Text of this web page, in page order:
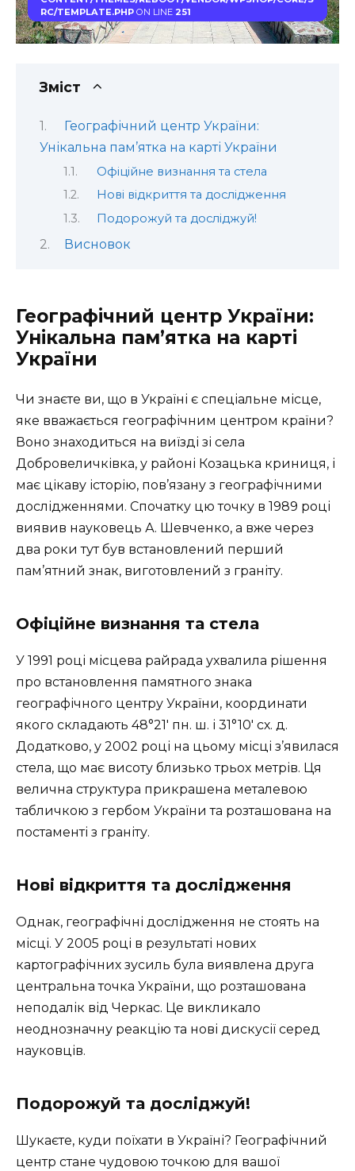
RC/TEMPLATE.PHPON LINE 251
Зміст
Географічний центр України:
Унікальна пам’ятка на карті України
Офіційне визнання та стела
Нові відкриття та дослідження
Подорожуй та досліджуй!
Висновок
Географічний центр України:
Унікальна пам’ятка на карті
України
Чи знаєте ви, що в Україні є спеціальне місце,
яке вважається географічним центром країни?
Воно знаходиться на виїзді зі села
Добровеличківка, у районі Козацька криниця, і
має цікаву історію, пов’язану з географічними
дослідженнями. Спочатку цю точку в 1989 році
виявив науковець А. Шевченко, а вже через
два роки тут був встановлений перший
пам’ятний знак, виготовлений з граніту.
Офіційне визнання та стела
У 1991 році місцева райрада ухвалила рішення
про встановлення памятного знака
географічного центру України, координати
якого складають 48°21′ пн. ш. і 31°10′ сх. д.
Додатково, у 2002 році на цьому місці з’явилася
стела, що має висоту близько трьох метрів. Ця
велична структура прикрашена металевою
табличкою з гербом України та розташована на
постаменті з граніту.
Нові відкриття та дослідження
Однак, географічні дослідження не стоять на
місці. У 2005 році в результаті нових
картографічних зусиль була виявлена друга
центральна точка України, що розташована
неподалік від Черкас. Це викликало
неоднозначну реакцію та нові дискусії серед
науковців.
Подорожуй та досліджуй!
Шукаєте, куди поїхати в Україні? Географічний
центр стане чудовою точкою для вашої